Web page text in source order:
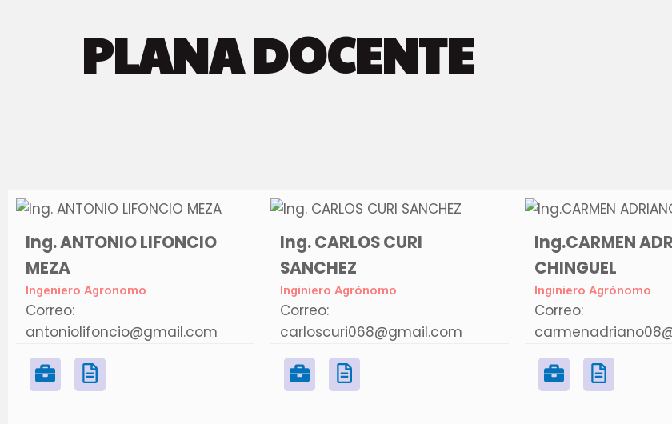
PLANA DOCENTE
Ing. ANTONIO LIFONCIO
MEZA
Ingeniero Agronomo
Correo:
antoniolifoncio@gmail.com
Ing. CARLOS CURI
SANCHEZ
Inginiero Agrónomo
Correo:
carloscuri068@gmail.com
Ing.CARMEN
CHINGUEL
Inginiero Agrónomo
Correo: